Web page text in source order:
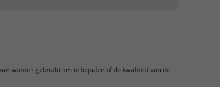
worden gebruikt om te bepalen of de kwaliteit van de